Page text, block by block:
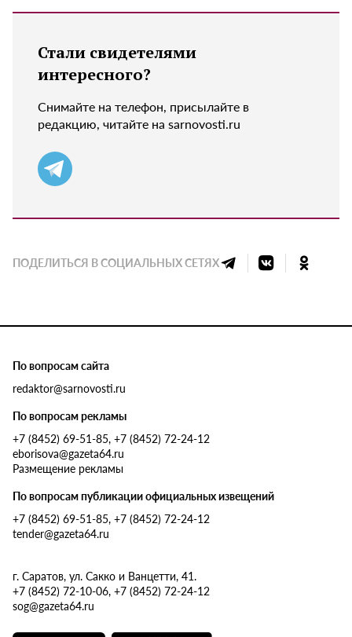
Стали свидетелями
интересного?
Снимайте на телефон, присылайте в
редакцию, читайте на sarnovosti.ru
ПОДЕЛИТЬСЯ В СОЦИАЛЬНЫХ СЕТЯХ
По вопросам сайта
redaktor@sarnovosti.ru
По вопросам рекламы
+7 (8452) 69-51-85, +7 (8452) 72-24-12
eborisova@gazeta64.ru
Размещение рекламы
По вопросам публикации официальных извещений
+7 (8452) 69-51-85, +7 (8452) 72-24-12
tender@gazeta64.ru
г. Саратов, ул. Сакко и Ванцетти, 41.
+7 (8452) 72-10-06, +7 (8452) 72-24-12
sog@gazeta64.ru